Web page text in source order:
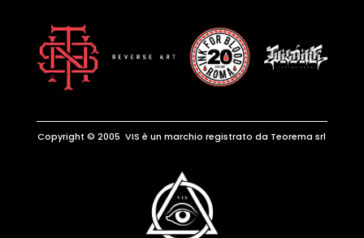
Copyright © 2005 VIS è un marchio registrato da Teorema srl